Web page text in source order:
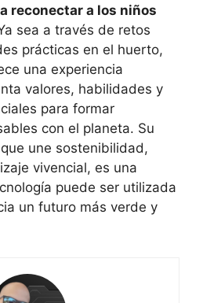
reconectar a los niños
sea a través de retos
prácticas en el huerto,
una experiencia
valores, habilidades y
para formar
con el planeta. Su
une sostenibilidad,
vivencial, es una
puede ser utilizada
un futuro más verde y